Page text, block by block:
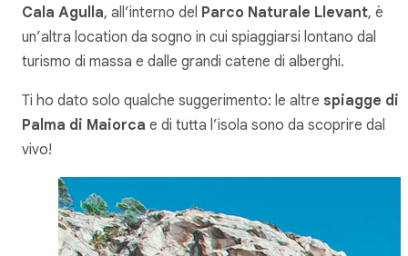
Cala Agulla, all’interno del Parco Naturale Llevant, è
un’altra location da sogno in cui spiaggiarsi lontano dal
turismo di massa e dalle grandi catene di alberghi.
Ti ho dato solo qualche suggerimento: le altre spiagge di
Palma di Maiorca e di tutta l’isola sono da scoprire dal
vivo!